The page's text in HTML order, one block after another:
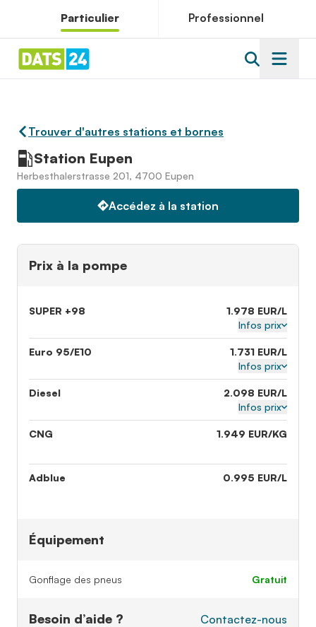
Particulier Professionnel
Trouver d'autres stations et bornes
Station Eupen
Herbesthalerstrasse 201, 4700 Eupen
Accédez à la station
Prix à la pompe
SUPER +98
1.978 EUR/L
Infos prix
Euro 95/E10
1.731 EUR/L
Infos prix
Diesel
2.098 EUR/L
Infos prix
CNG 1.949 EUR/KG
Adblue 0.995 EUR/L
Équipement
Gonflage des pneus gratuit
Besoin d’aide ? Contactez-nous